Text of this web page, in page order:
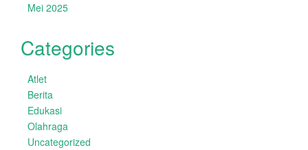
Mei 2025
Categories
Atlet
Berita
Edukasi
Olahraga
Uncategorized